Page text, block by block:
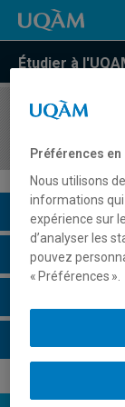
Étudier à
COURS//
Description du
Horaire - Été
Préférences
Nous utilisons
informations
expérience sur
d’analyser les
pouvez
« Préférences ».